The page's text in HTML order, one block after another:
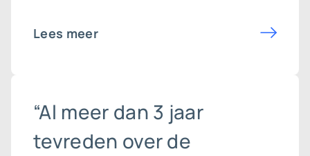
Lees meer
“Al meer dan 3 jaar
tevreden over de